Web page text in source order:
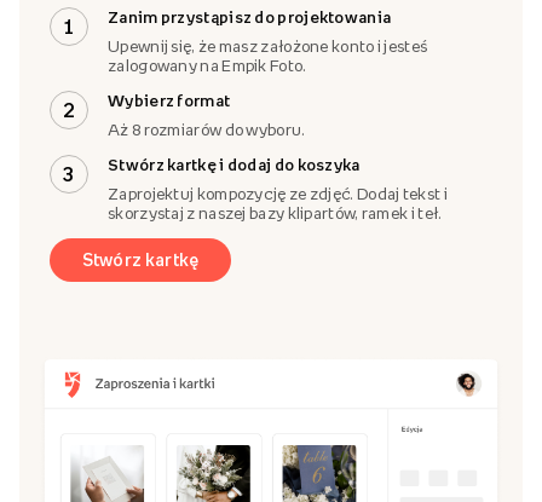
1
Zanim przystąpisz do projektowania
Upewnij się, że masz założone konto i jesteś
zalogowany na Empik Foto.
2
Wybierz format
Aż 8 rozmiarów do wyboru.
3
Stwórz kartkę i dodaj do koszyka
Zaprojektuj kompozycję ze zdjęć. Dodaj tekst i
skorzystaj z naszej bazy klipartów, ramek i teł.
Stwórz kartkę